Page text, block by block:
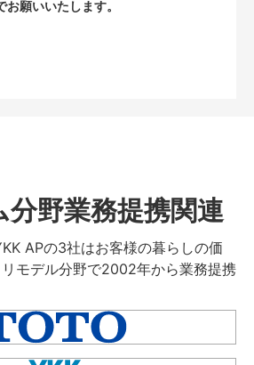
お願いいたします。
分野業務提携関連
APの3社はお客様の暮らしの価
モデル分野で2002年から業務提携